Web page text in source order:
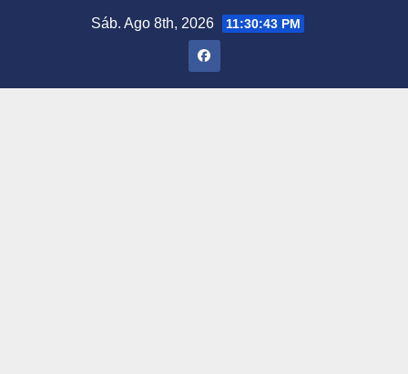
Sáb. Ago 8th, 2026 11:30:44 PM